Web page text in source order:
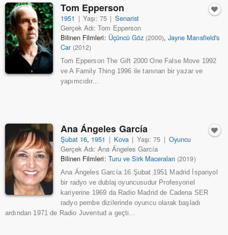
Tom Epperson
1951 | Yaşı: 75 | Senarist
Gerçek Adı: Tom Epperson
Bilinen Filmleri: Üçüncü Göz (2000),Jayne Mansfield's
Car (2012)
Tom Epperson The Gift 2000 One False Move 1992
ve A Family Thing 1996 ile tanınan bir yazar ve
yapımcıdır...
Ana Ángeles García
Şubat 16, 1951 | Kova | Yaşı: 75 | Oyuncu
Gerçek Adı: Ana Ángeles García
Bilinen Filmleri: Turu ve Sirk Maceraları (2019)
Ana Ángeles García 16 Şubat 1951 Madrid İspanyol
bir radyo ve dublaj oyuncusudur Profesyonel
kariyerine 1969 da Radio Madrid de Cadena SER
radyo pembe dizilerinde oyuncu olarak başladı
ardından 1971 de Radio Juventud a geçti...